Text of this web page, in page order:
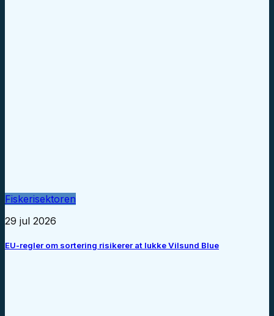
Fiskerisektoren
29 jul 2026
EU-regler om sortering risikerer at lukke Vilsund Blue